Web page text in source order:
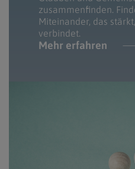
zusammenfinden.
Miteinander, das
verbindet.
Mehr erfahren